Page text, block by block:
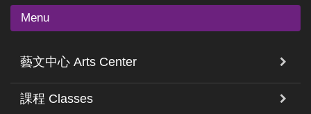
Menu
藝文中心 Arts Center
課程 Classes